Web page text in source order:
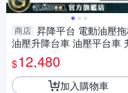
商店 昇降平台 電動油壓
油壓升降台車 油壓平台車
平台 小型堆高機 MIT-
升降推車
$12,480
加入購物車